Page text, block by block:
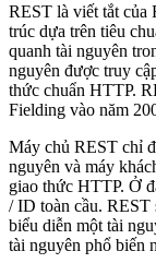
REST là viết tắt của
trúc dựa trên tiêu
quanh tài nguyên
nguyên được truy
thức chuẩn HTTP.
Fielding vào năm
Máy chủ REST chỉ
nguyên và máy
giao thức HTTP. Ở
/ ID toàn cầu. REST
biểu diễn một tài
tài nguyên phổ biến